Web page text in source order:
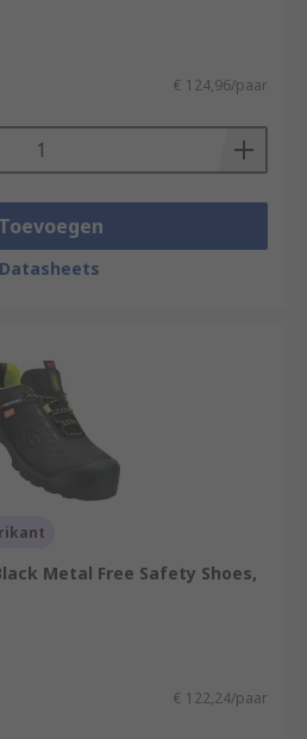
€ 124,96/paar
Datasheets
Metal Free Safety Shoes,
€ 122,24/paar